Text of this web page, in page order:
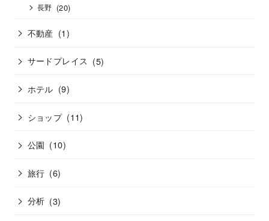
長野 (20)
不動産 (1)
サードプレイス (5)
ホテル (9)
ショップ (11)
公園 (10)
旅行 (6)
分析 (3)